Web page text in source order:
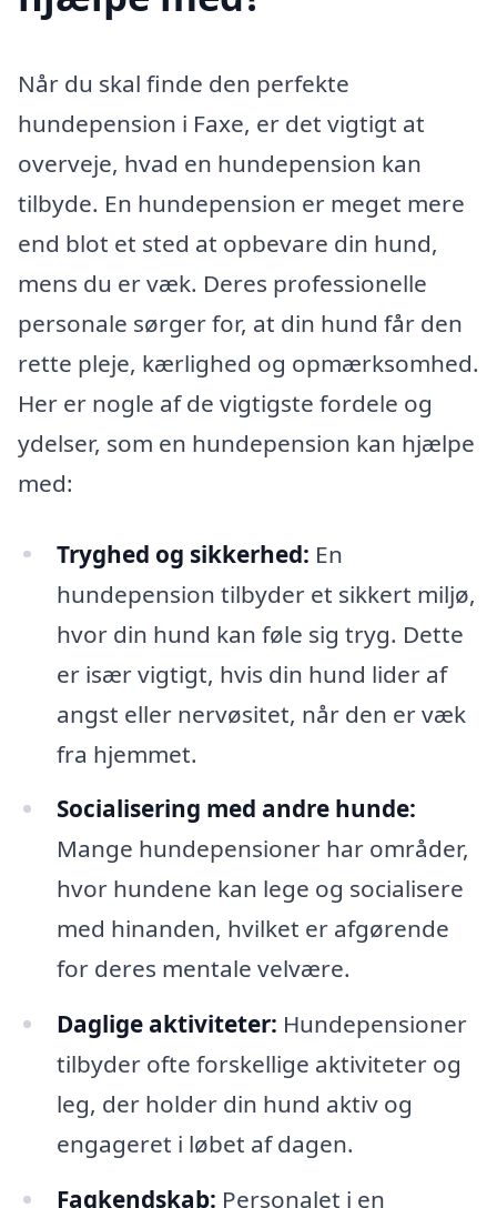
Når du skal finde den perfekte
hundepension i Faxe, er det vigtigt at
overveje, hvad en hundepension kan
tilbyde. En hundepension er meget mere
end blot et sted at opbevare din hund,
mens du er væk. Deres professionelle
personale sørger for, at din hund får den
rette pleje, kærlighed og opmærksomhed.
Her er nogle af de vigtigste fordele og
ydelser, som en hundepension kan hjælpe
med:
Tryghed og sikkerhed: En
hundepension tilbyder et sikkert miljø,
hvor din hund kan føle sig tryg. Dette
er især vigtigt, hvis din hund lider af
angst eller nervøsitet, når den er væk
fra hjemmet.
Socialisering med andre hunde:
Mange hundepensioner har områder,
hvor hundene kan lege og socialisere
med hinanden, hvilket er afgørende
for deres mentale velvære.
Daglige aktiviteter: Hundepensioner
tilbyder ofte forskellige aktiviteter og
leg, der holder din hund aktiv og
engageret i løbet af dagen.
Fagkendskab: Personalet i en